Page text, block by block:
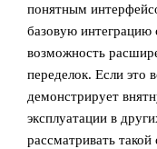
понятным
базовую
возможность
переделок. Если это
демонстрирует
эксплуатации в
рассматривать